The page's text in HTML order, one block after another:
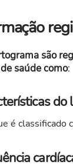
são
saúde como:
do
é classificado